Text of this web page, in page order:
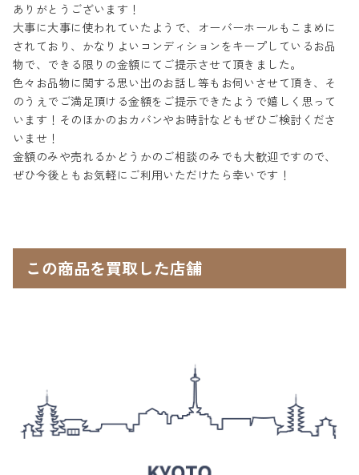
ありがとうございます！
大事に大事に使われていたようで、オーバーホールもこまめに
されており、かなりよいコンディションをキープしているお品
物で、できる限りの金額にてご提示させて頂きました。
色々お品物に関する思い出のお話し等もお伺いさせて頂き、そ
のうえでご満足頂ける金額をご提示できたようで嬉しく思って
います！そのほかのおカバンやお時計などもぜひご検討くださ
いませ！
金額のみや売れるかどうかのご相談のみでも大歓迎ですので、
ぜひ今後ともお気軽にご利用いただけたら幸いです！
この商品を買取した店舗